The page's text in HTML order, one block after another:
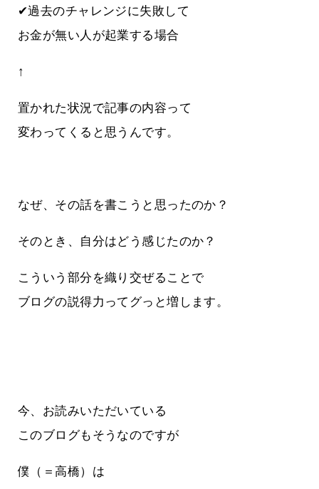
✔過去のチャレンジに失敗して
お金が無い人が起業する場合
↑
置かれた状況で記事の内容って
変わってくると思うんです。
なぜ、その話を書こうと思ったのか？
そのとき、自分はどう感じたのか？
こういう部分を織り交ぜることで
ブログの説得力ってグっと増します。
今、お読みいただいている
このブログもそうなのですが
僕（＝高橋）は